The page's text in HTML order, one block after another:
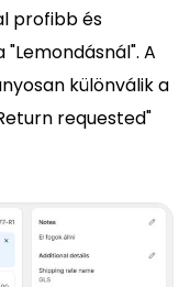
profibb és
A
különválik a
requested"